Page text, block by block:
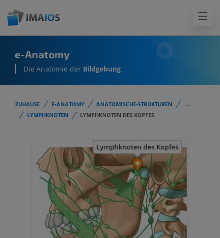
e-Anatomy
Die Anatomie der Bildgebung
ZUHAUSE E-ANATOMY ANATOMISCHE-STRUKTUREN
...
LYMPHKNOTEN
LYMPHKNOTEN DES KOPFES